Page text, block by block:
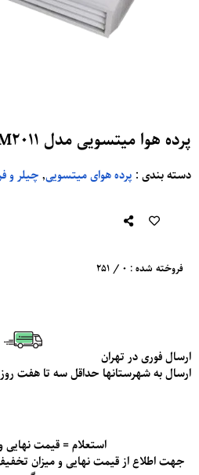
پرده هوا میتسویی مدل IM2011
دسته بندی : پرده هوای میتسویی, چیلر و
فروخته شده : 0 / 251
ارسال فوری در تهران
ارسال به شهرستانها حداقل سه تا هفت
استعلام = قیمت
جهت اطلاع از قیمت‌ نهایی و میزان